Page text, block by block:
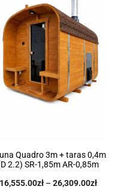
Quadro 3m + taras 0,4m
2.2) SR-1,85m AR-0,85m
16,555.00zł – 26,309.00zł